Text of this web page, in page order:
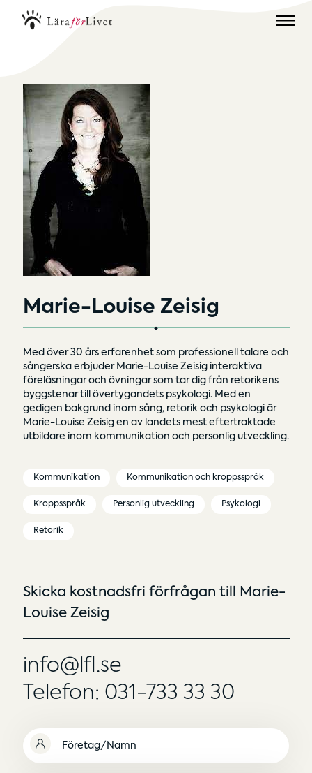
Marie-Louise Zeisig
Med över 30 års erfarenhet som professionell talare och
sångerska erbjuder Marie-Louise Zeisig interaktiva
föreläsningar och övningar som tar dig från retorikens
byggstenar till övertygandets psykologi. Med en
gedigen bakgrund inom sång, retorik och psykologi är
Marie-Louise Zeisig en av landets mest eftertraktade
utbildare inom kommunikation och personlig utveckling.
Kommunikation Kommunikation och kroppsspråk
Kroppsspråk Personlig utveckling Psykologi
Retorik
Skicka kostnadsfri förfrågan till Marie-
Louise Zeisig
info@lfl.se
Telefon: 031-733 33 30
Namn
(Obligatoriskt)